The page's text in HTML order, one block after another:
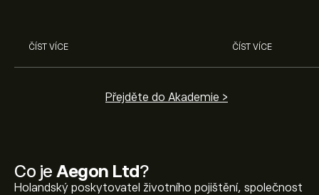
Co je Aegon Ltd?
Holandský poskytovatel životního pojištění, společnost
ČÍST VÍCE ČÍST VÍCE
Přejděte do Akademie >